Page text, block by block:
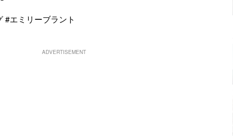
#エミリーブラント
ADVERTISEMENT